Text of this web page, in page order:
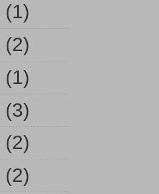
(1)
(2)
(1)
(3)
(2)
(2)